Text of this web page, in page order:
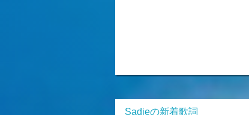
Sadieの新着歌詞